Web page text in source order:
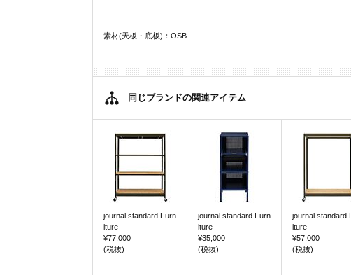
素材(天板・底板)：OSB
同じブランドの関連アイテム
journal standard Furn
iture
¥77,000
(税抜)
journal standard Furn
iture
¥35,000
(税抜)
journal standard
iture
¥57,000
(税抜)